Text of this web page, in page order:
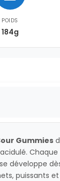
POIDS
184g
Gummies
développe
puissants